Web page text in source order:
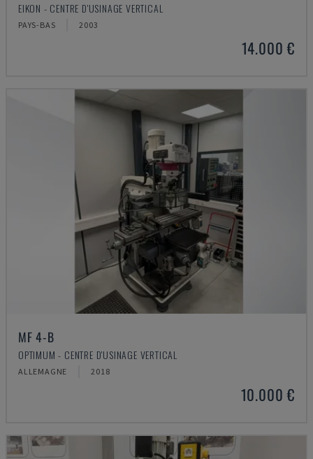
EIKON - CENTRE D'USINAGE VERTICAL
PAYS-BAS 2003
14.000 €
MF 4-B
OPTIMUM - CENTRE D'USINAGE VERTICAL
ALLEMAGNE 2018
10.000 €